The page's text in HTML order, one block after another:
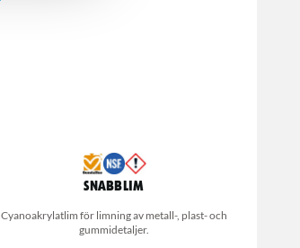
Snabblim
Cyanoakrylatlim för limning av metall-, plast- och
gummidetaljer.